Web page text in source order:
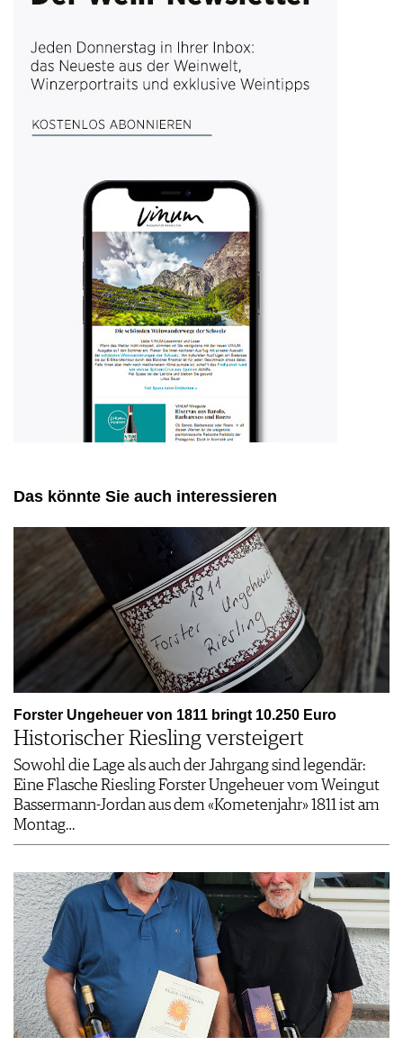
Das könnte Sie auch interessieren
Forster Ungeheuer von 1811 bringt 10.250 Euro
Historischer Riesling versteigert
Sowohl die Lage als auch der Jahrgang sind legendär:
Eine Flasche Riesling Forster Ungeheuer vom Weingut
Bassermann-Jordan aus dem «Kometenjahr» 1811 ist am
Montag…